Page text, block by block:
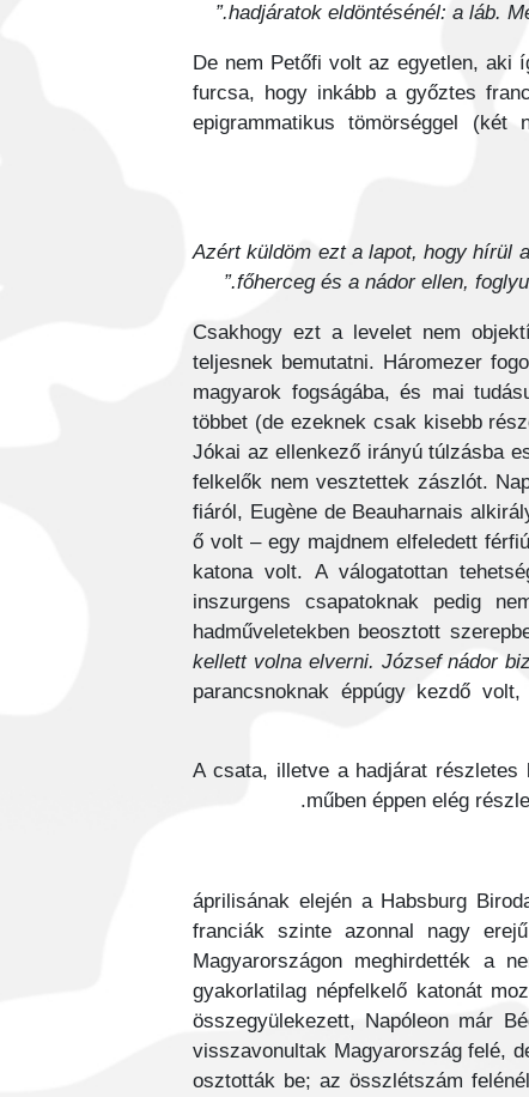
hadjáratok eldöntésénél: a láb.
De nem Petőfi volt az egyetlen, aki
furcsa, hogy inkább a győztes
epigrammatikus tömörséggel (két
Azért küldöm ezt a lapot, hogy hírül
főherceg és a nádor ellen,
Csakhogy ezt a levelet nem
teljesnek bemutatni. Háromezer
magyarok fogságába, és mai
többet (de ezeknek csak kisebb
Jókai az ellenkező irányú túlzásba
felkelők nem vesztettek zászlót.
fiáról, Eugène de Beauharnais
ő volt – egy majdnem elfeledett
katona volt. A válogatottan
inszurgens csapatoknak pedig
hadműveletekben beosztott
kellett volna elverni. József nádor
parancsnoknak éppúgy kezdő
A csata, illetve a hadjárat részletes
műben éppen elég
1809 áprilisának elején a Habsburg
franciák szinte azonnal nagy
Magyarországon meghirdették a
gyakorlatilag népfelkelő katonát
összegyülekezett, Napóleon már
visszavonultak Magyarország felé,
osztották be; az összlétszám